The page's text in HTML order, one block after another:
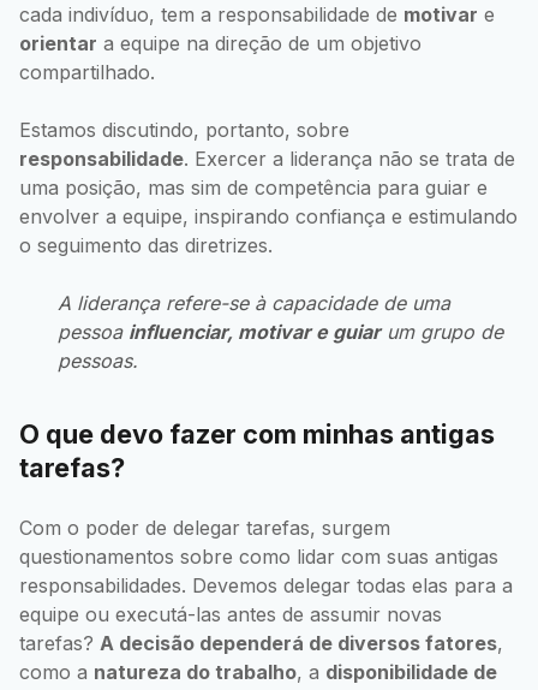
cada indivíduo, tem a responsabilidade de motivar e
orientar a equipe na direção de um objetivo
compartilhado.
Estamos discutindo, portanto, sobre
responsabilidade. Exercer a liderança não se trata de
uma posição, mas sim de competência para guiar e
envolver a equipe, inspirando confiança e estimulando
o seguimento das diretrizes.
A liderança refere-se à capacidade de uma
pessoa influenciar, motivar e guiarum grupo de
pessoas.
O que devo fazer com minhas antigas
tarefas?
Com o poder de delegar tarefas, surgem
questionamentos sobre como lidar com suas antigas
responsabilidades. Devemos delegar todas elas para a
equipe ou executá-las antes de assumir novas
tarefas? A decisão dependerá de diversos fatores,
como a natureza do trabalho, a disponibilidade de